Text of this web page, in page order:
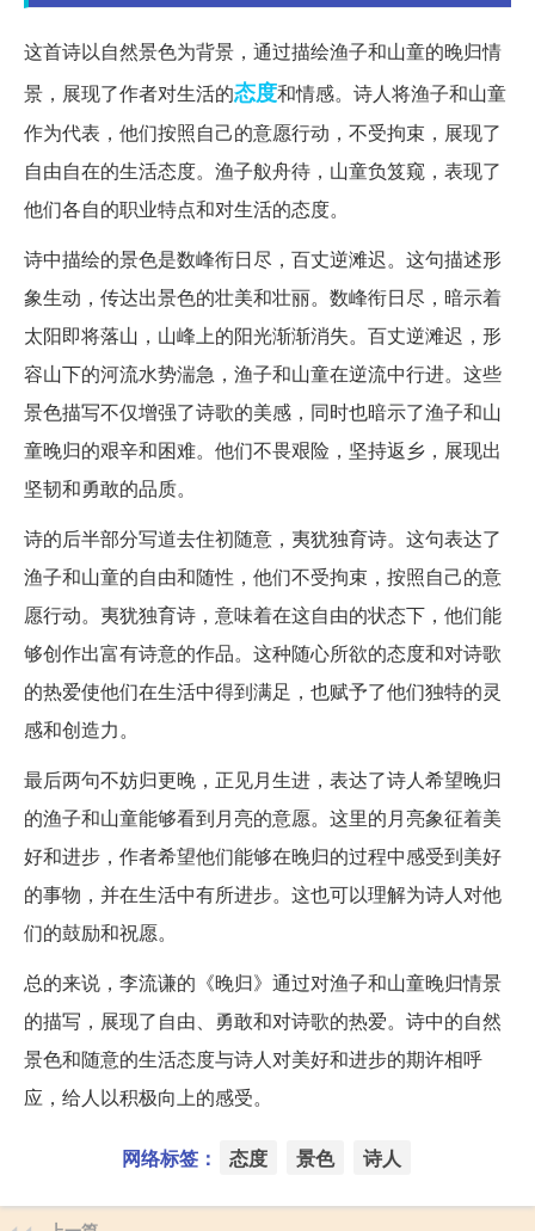
这首诗以自然景色为背景，通过描绘渔子和山童的晚归情
景，展现了作者对生活的态度和情感。诗人将渔子和山童
作为代表，他们按照自己的意愿行动，不受拘束，展现了
自由自在的生活态度。渔子舣舟待，山童负笈窥，表现了
他们各自的职业特点和对生活的态度。
诗中描绘的景色是数峰衔日尽，百丈逆滩迟。这句描述形
象生动，传达出景色的壮美和壮丽。数峰衔日尽，暗示着
太阳即将落山，山峰上的阳光渐渐消失。百丈逆滩迟，形
容山下的河流水势湍急，渔子和山童在逆流中行进。这些
景色描写不仅增强了诗歌的美感，同时也暗示了渔子和山
童晚归的艰辛和困难。他们不畏艰险，坚持返乡，展现出
坚韧和勇敢的品质。
诗的后半部分写道去住初随意，夷犹独育诗。这句表达了
渔子和山童的自由和随性，他们不受拘束，按照自己的意
愿行动。夷犹独育诗，意味着在这自由的状态下，他们能
够创作出富有诗意的作品。这种随心所欲的态度和对诗歌
的热爱使他们在生活中得到满足，也赋予了他们独特的灵
感和创造力。
最后两句不妨归更晚，正见月生进，表达了诗人希望晚归
的渔子和山童能够看到月亮的意愿。这里的月亮象征着美
好和进步，作者希望他们能够在晚归的过程中感受到美好
的事物，并在生活中有所进步。这也可以理解为诗人对他
们的鼓励和祝愿。
总的来说，李流谦的《晚归》通过对渔子和山童晚归情景
的描写，展现了自由、勇敢和对诗歌的热爱。诗中的自然
景色和随意的生活态度与诗人对美好和进步的期许相呼
应，给人以积极向上的感受。
网络标签： 态度 景色 诗人